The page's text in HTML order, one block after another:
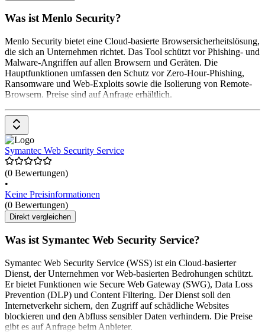
Was ist Menlo Security?
Menlo Security bietet eine Cloud-basierte Browsersicherheitslösung,
die sich an Unternehmen richtet. Das Tool schützt vor Phishing- und
Malware-Angriffen auf allen Browsern und Geräten. Die
Hauptfunktionen umfassen den Schutz vor Zero-Hour-Phishing,
Ransomware und Web-Exploits sowie die Isolierung von Remote-
Browsern. Preise sind auf Anfrage erhältlich.
Symantec Web Security Service
(0 Bewertungen)
•
Keine Preisinformationen
(0 Bewertungen)
Direkt vergleichen
Was ist Symantec Web Security Service?
Symantec Web Security Service (WSS) ist ein Cloud-basierter
Dienst, der Unternehmen vor Web-basierten Bedrohungen schützt.
Er bietet Funktionen wie Secure Web Gateway (SWG), Data Loss
Prevention (DLP) und Content Filtering. Der Dienst soll den
Internetverkehr sichern, den Zugriff auf schädliche Websites
blockieren und den Abfluss sensibler Daten verhindern. Die Preise
gibt es auf Anfrage beim Anbieter.